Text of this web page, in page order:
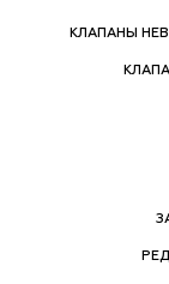
КЛАПАНЫ